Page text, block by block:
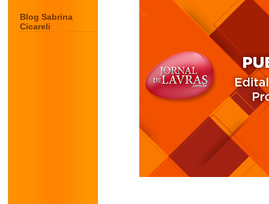
Blog Sabrina
Cicareli